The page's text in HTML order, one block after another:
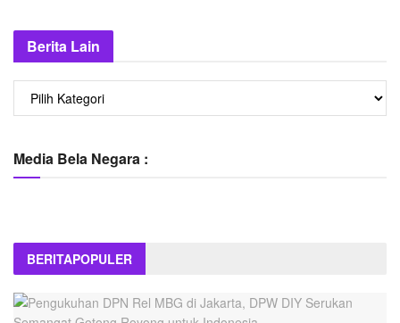
Berita Lain
Berita
Media Bela Negara :
BERITAPOPULER